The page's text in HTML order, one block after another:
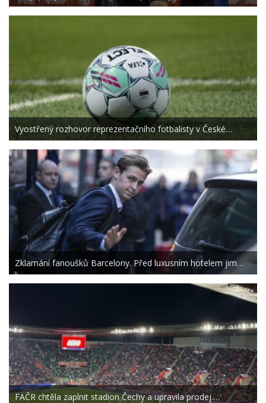
Vyostřený rozhovor reprezentačního fotbalisty v České…
Zklamání fanoušků Barcelony. Před luxusním hotelem jim…
FAČR chtěla zaplnit stadion Čechy a upravila prodej.…